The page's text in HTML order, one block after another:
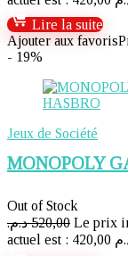
Lire la suite
Ajouter aux favoris
- 19%
Jeux de Société
MONOPOLY
Out of Stock
520,00 د.م.